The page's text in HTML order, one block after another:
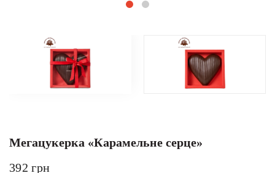
Мегацукерка «Карамельне серце»
392 грн